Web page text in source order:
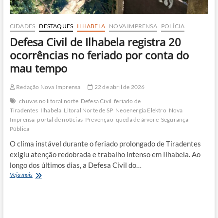
CIDADES DESTAQUES ILHABELA NOVA IMPRENSA POLÍCIA
Defesa Civil de Ilhabela registra 20
ocorrências no feriado por conta do
mau tempo
Redação Nova Imprensa
22 de abril de 2026
chuvas no litoral norte Defesa Civil feriado de
Tiradentes Ilhabela Litoral Norte de SP Neoenergia Elektro Nova
Imprensa portal de notícias Prevenção queda de árvore Segurança
Pública
O clima instável durante o feriado prolongado de Tiradentes
exigiu atenção redobrada e trabalho intenso em Ilhabela. Ao
longo dos últimos dias, a Defesa Civil do…
Veja maisDefesa